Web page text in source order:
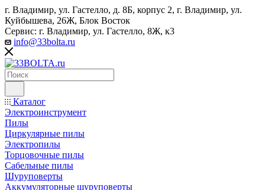
г. Владимир, ул. Гастелло, д. 8Б, корпус 2, г. Владимир, ул. ​
Куйбышева, 26Ж, Блок Восток
Сервис: г. Владимир, ул. Гастелло, 8Ж, к3
info@33bolta.ru
Каталог
Электроинструмент
Пилы
Циркулярные пилы
Электропилы
Торцовочные пилы
Сабельные пилы
Шуруповерты
Аккумуляторные шуруповерты